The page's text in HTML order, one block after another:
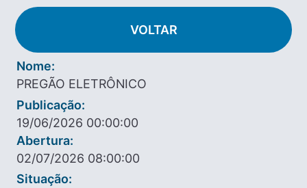
VOLTAR
Nome:
PREGÃO ELETRÔNICO
Publicação:
19/06/2026 00:00:00
Abertura:
02/07/2026 08:00:00
Situação: